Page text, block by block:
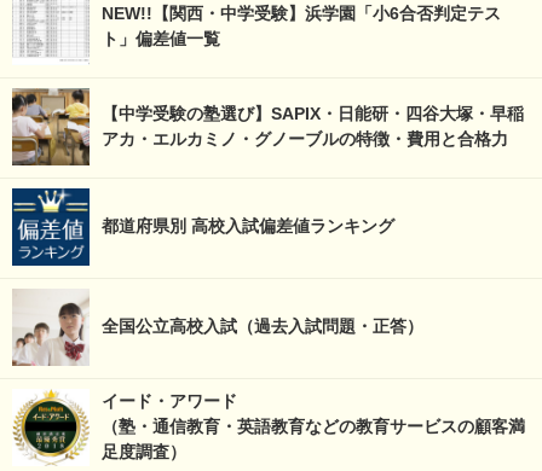
NEW!!【関西・中学受験】浜学園「小6合否判定テス
ト」偏差値一覧
【中学受験の塾選び】SAPIX・日能研・四谷大塚・早稲
アカ・エルカミノ・グノーブルの特徴・費用と合格力
都道府県別 高校入試偏差値ランキング
全国公立高校入試（過去入試問題・正答）
イード・アワード
（塾・通信教育・英語教育などの教育サービスの顧客満
足度調査）